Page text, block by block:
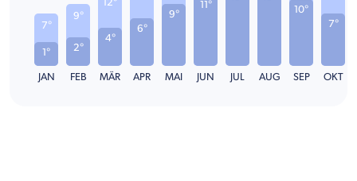
1°
7°
JAN
2°
9°
FEB
4°
MÄR
6°
APR
9°
MAI
11°
JUN JUL AUG
10°
SEP
7°
OKT